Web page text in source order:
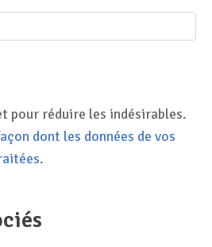
pour réduire les indésirables.
dont les données de vos
.